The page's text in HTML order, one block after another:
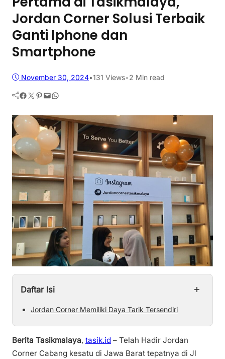
Jordan Corner Solusi Terbaik
Ganti Iphone dan
Smartphone
November 30, 2024•131 Views•2 Min read
Facebook Twitter Pinterest Mail WhatsApp
Daftar Isi +
Jordan Corner Memiliki Daya Tarik Tersendiri
Berita Tasikmalaya, tasik.id – Telah Hadir Jordan
Corner Cabang kesatu di Jawa Barat tepatnya di Jl